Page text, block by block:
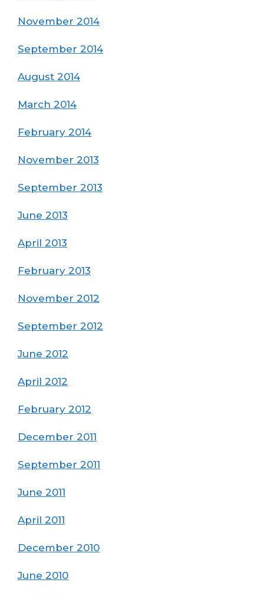
November 2014
September 2014
August 2014
March 2014
February 2014
November 2013
September 2013
June 2013
April 2013
February 2013
November 2012
September 2012
June 2012
April 2012
February 2012
December 2011
September 2011
June 2011
April 2011
December 2010
June 2010